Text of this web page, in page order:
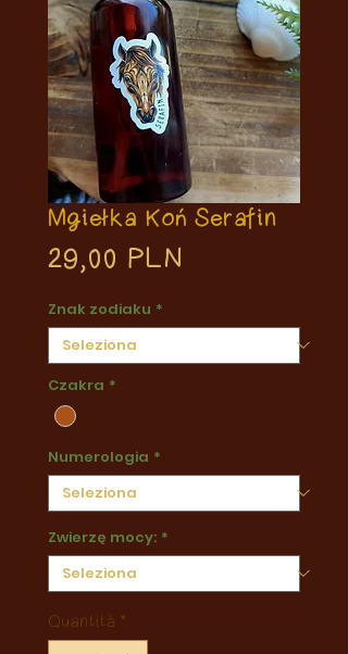
Mgiełka Koń Serafin
29,00 PLN
Znak zodiaku *
Czakra *
Numerologia *
Zwierzę mocy: *
Quantità *